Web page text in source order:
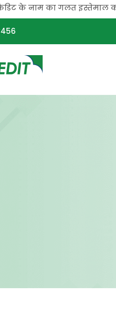
का गलत इस्तेमाल कर रहे